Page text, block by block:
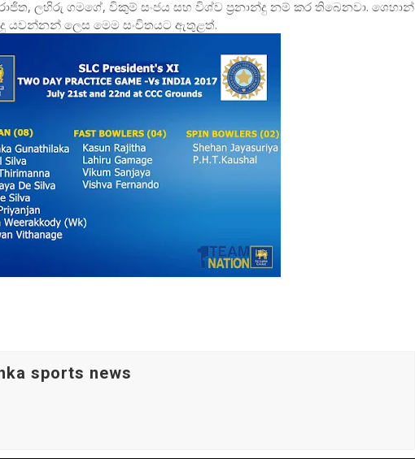
ලහිරු ගමගේ, විකුම් සංජය සහ විශ්ව ප‍්‍රනාන්දු නම් කර තිබෙනවා. ශෙහාන්
යවන්නන් ලෙස මෙම සංචිතයට ඇතුළත්.
sports news